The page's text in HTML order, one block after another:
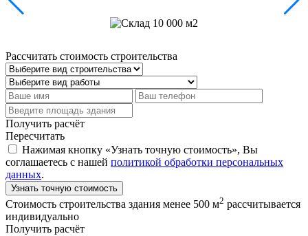
Рассчитать стоимость строительства
Получить расчёт
Пересчитать
Нажимая кнопку «Узнать точную стоимость», Вы
соглашаетесь с нашей политикой обработки персональных
данных.
Узнать точную стоимость
Стоимость строительства здания менее 500 м2 рассчитывается
индивидуально
Получить расчёт